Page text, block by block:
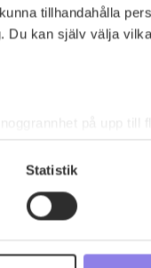
tillhandahålla
kan själv välja
dina preferenser i
äldre.
Statistik